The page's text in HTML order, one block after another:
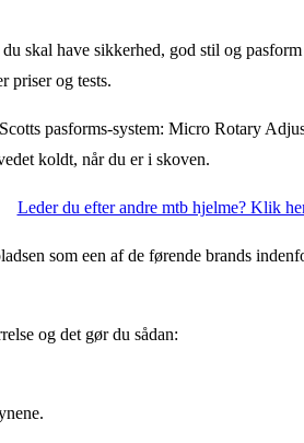
skal have sikkerhed, god stil og
priser og tests.
pasforms-system: Micro Rotary
koldt, når du er i skoven.
Leder du efter andre mtb hjelme? Klik
som een af de førende brands
og det gør du sådan: